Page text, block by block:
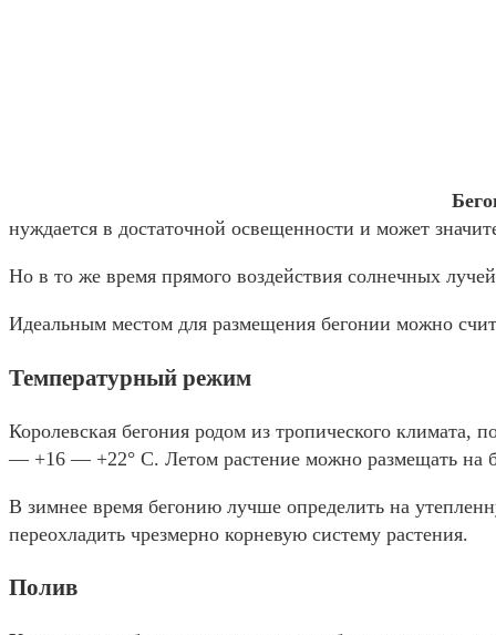
нуждается в достаточной освещенности и может
Но в то же время прямого воздействия солнечных
Идеальным местом для размещения бегонии можно
Температурный режим
Королевская бегония родом из тропического климата,
— +16 — +22° С. Летом растение можно размещать на
В зимнее время бегонию лучше определить на
переохладить чрезмерно корневую систему растения.
Полив